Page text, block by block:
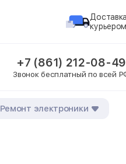
+7 (861) 212-08-49
Звонок бесплатный по всей
Ремонт электроники